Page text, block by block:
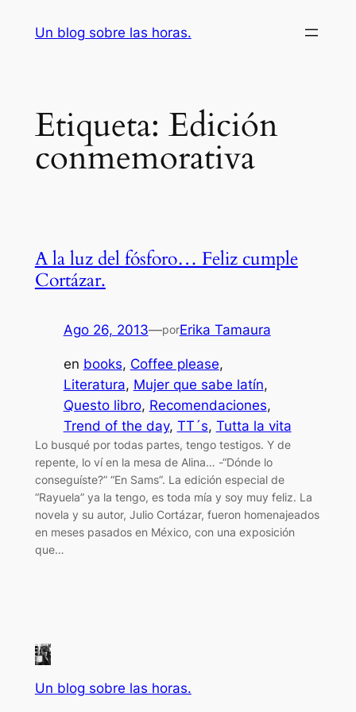
Un blog sobre las horas.
Etiqueta: Edición
conmemorativa
A la luz del fósforo… Feliz cumple
Cortázar.
Ago 26, 2013—porErika Tamaura
en books, Coffee please
Literatura, Mujer que sabe latín
Questo libro, Recomendaciones
Trend of the day, TT´s, Tutta la vita
Lo busqué por todas partes, tengo testigos. Y de
repente, lo ví en la mesa de Alina… -“Dónde lo
conseguíste?” “En Sams”. La edición especial de
“Rayuela” ya la tengo, es toda mía y soy muy feliz. La
novela y su autor, Julio Cortázar, fueron homenajeados
en meses pasados en México, con una exposición
que…
Un blog sobre las horas.